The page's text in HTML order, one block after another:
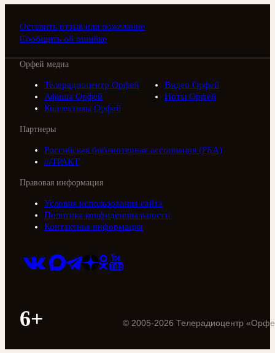
Оставить отзыв или пожелание
Сообщить об ошибке
Орфей медиа
Телерадиоцентр Орфей
Видео Орфей
Афиша Орфей
Ноты Орфей
Коллективы Орфей
Партнеры
Российская библиотечная ассоциация (РБА)
///ТРАКТ
Правовая информация
Условия использования сайта
Политика конфиденциальности
Контактная информация
6+ © 2005-2026 Телерадиоцентр